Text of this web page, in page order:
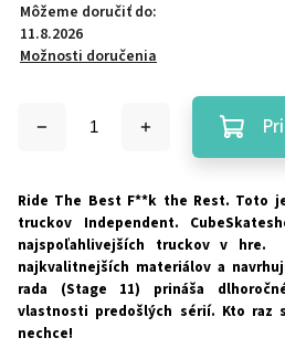
Môžeme doručiť do:
11.8.2026
Možnosti doručenia
Ride The Best F**k the Rest. Toto
truckov Independent.
najspoľahlivejších truckov v hre.
najkvalitnejších materiálov a
rada (Stage 11) prináša
vlastnosti predošlých sérií. Kto raz
nechce!